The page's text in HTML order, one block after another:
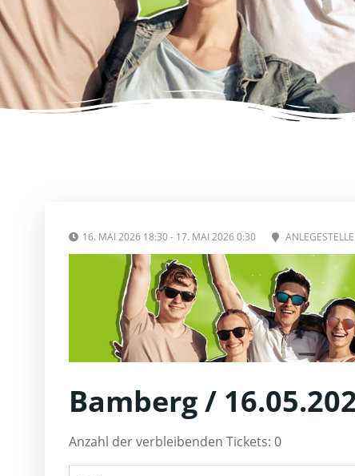
16. MAI 2026 18:30 - 17. MAI 2026 0:30
Bamberg /
Anzahl der verbleibenden Tickets: 0